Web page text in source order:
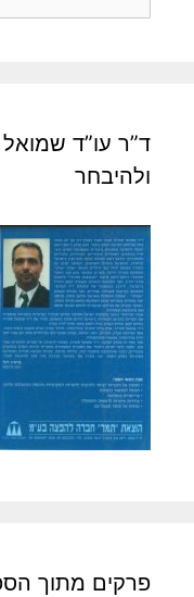
ד”ר עו”ד
ולהיבחר
פרקים מתוך